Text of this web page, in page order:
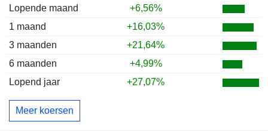
Lopende maand
+6,56%
1 maand
+16,03%
3 maanden
+21,64%
6 maanden
+4,99%
Lopend jaar
+27,07%
Meer koersen